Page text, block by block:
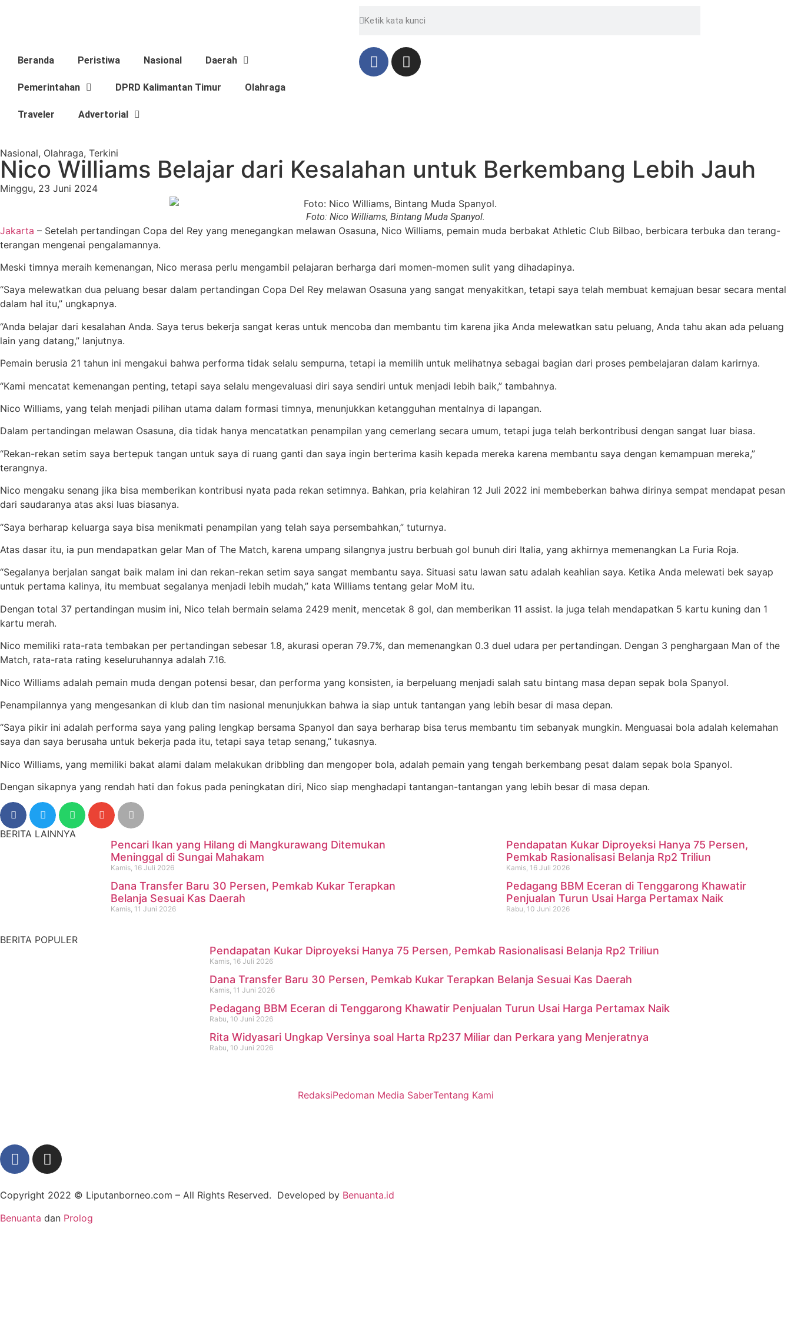
Beranda Peristiwa Nasional Daerah
Pemerintahan DPRD Kalimantan Timur Olahraga
Traveler Advertorial
Nasional, Olahraga, Terkini
Nico Williams Belajar dari Kesalahan untuk Berkembang Lebih Jauh
Minggu, 23 Juni 2024
Foto: Nico Williams, Bintang Muda Spanyol.
Jakarta – Setelah pertandingan Copa del Rey yang menegangkan melawan Osasuna, Nico Williams, pemain muda berbakat Athletic Club Bilbao, berbicara terbuka dan terang-
terangan mengenai pengalamannya.
Meski timnya meraih kemenangan, Nico merasa perlu mengambil pelajaran berharga dari momen-momen sulit yang dihadapinya.
“Saya melewatkan dua peluang besar dalam pertandingan Copa Del Rey melawan Osasuna yang sangat menyakitkan, tetapi saya telah membuat kemajuan besar secara mental
dalam hal itu,” ungkapnya.
“Anda belajar dari kesalahan Anda. Saya terus bekerja sangat keras untuk mencoba dan membantu tim karena jika Anda melewatkan satu peluang, Anda tahu akan ada peluang
lain yang datang,” lanjutnya.
Pemain berusia 21 tahun ini mengakui bahwa performa tidak selalu sempurna, tetapi ia memilih untuk melihatnya sebagai bagian dari proses pembelajaran dalam karirnya.
“Kami mencatat kemenangan penting, tetapi saya selalu mengevaluasi diri saya sendiri untuk menjadi lebih baik,” tambahnya.
Nico Williams, yang telah menjadi pilihan utama dalam formasi timnya, menunjukkan ketangguhan mentalnya di lapangan.
Dalam pertandingan melawan Osasuna, dia tidak hanya mencatatkan penampilan yang cemerlang secara umum, tetapi juga telah berkontribusi dengan sangat luar biasa.
“Rekan-rekan setim saya bertepuk tangan untuk saya di ruang ganti dan saya ingin berterima kasih kepada mereka karena membantu saya dengan kemampuan mereka,”
terangnya.
Nico mengaku senang jika bisa memberikan kontribusi nyata pada rekan setimnya. Bahkan, pria kelahiran 12 Juli 2022 ini membeberkan bahwa dirinya sempat mendapat pesan
dari saudaranya atas aksi luas biasanya.
“Saya berharap keluarga saya bisa menikmati penampilan yang telah saya persembahkan,” tuturnya.
Atas dasar itu, ia pun mendapatkan gelar Man of The Match, karena umpang silangnya justru berbuah gol bunuh diri Italia, yang akhirnya memenangkan La Furia Roja.
“Segalanya berjalan sangat baik malam ini dan rekan-rekan setim saya sangat membantu saya. Situasi satu lawan satu adalah keahlian saya. Ketika Anda melewati bek sayap
untuk pertama kalinya, itu membuat segalanya menjadi lebih mudah,” kata Williams tentang gelar MoM itu.
Dengan total 37 pertandingan musim ini, Nico telah bermain selama 2429 menit, mencetak 8 gol, dan memberikan 11 assist. Ia juga telah mendapatkan 5 kartu kuning dan 1
kartu merah.
Nico memiliki rata-rata tembakan per pertandingan sebesar 1.8, akurasi operan 79.7%, dan memenangkan 0.3 duel udara per pertandingan. Dengan 3 penghargaan Man of the
Match, rata-rata rating keseluruhannya adalah 7.16.
Nico Williams adalah pemain muda dengan potensi besar, dan performa yang konsisten, ia berpeluang menjadi salah satu bintang masa depan sepak bola Spanyol.
Penampilannya yang mengesankan di klub dan tim nasional menunjukkan bahwa ia siap untuk tantangan yang lebih besar di masa depan.
“Saya pikir ini adalah performa saya yang paling lengkap bersama Spanyol dan saya berharap bisa terus membantu tim sebanyak mungkin. Menguasai bola adalah kelemahan
saya dan saya berusaha untuk bekerja pada itu, tetapi saya tetap senang,” tukasnya.
Nico Williams, yang memiliki bakat alami dalam melakukan dribbling dan mengoper bola, adalah pemain yang tengah berkembang pesat dalam sepak bola Spanyol.
Dengan sikapnya yang rendah hati dan fokus pada peningkatan diri, Nico siap menghadapi tantangan-tantangan yang lebih besar di masa depan.
BERITA LAINNYA
Pencari Ikan yang Hilang di Mangkurawang Ditemukan
Meninggal di Sungai Mahakam
Kamis, 16 Juli 2026
Pendapatan Kukar Diproyeksi Hanya 75 Persen,
Pemkab Rasionalisasi Belanja Rp2 Triliun
Kamis, 16 Juli 2026
Dana Transfer Baru 30 Persen, Pemkab Kukar Terapkan
Belanja Sesuai Kas Daerah
Kamis, 11 Juni 2026
Pedagang BBM Eceran di Tenggarong Khawatir
Penjualan Turun Usai Harga Pertamax Naik
Rabu, 10 Juni 2026
Pencari Ikan yang Hilang di Mangkurawang Ditemukan Meninggal di Sungai Mahakam
BERITA POPULER
Pendapatan Kukar Diproyeksi Hanya 75 Persen, Pemkab Rasionalisasi Belanja Rp2 Triliun
Kamis, 16 Juli 2026
Dana Transfer Baru 30 Persen, Pemkab Kukar Terapkan Belanja Sesuai Kas Daerah
Kamis, 11 Juni 2026
Pedagang BBM Eceran di Tenggarong Khawatir Penjualan Turun Usai Harga Pertamax Naik
Rabu, 10 Juni 2026
Rita Widyasari Ungkap Versinya soal Harta Rp237 Miliar dan Perkara yang Menjeratnya
Rabu, 10 Juni 2026
RedaksiPedoman Media SaberTentang Kami
Copyright 2022 © Liputanborneo.com – All Rights Reserved. Developed by Benuanta.id
Benuanta dan Prolog